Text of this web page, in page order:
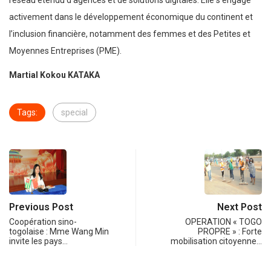
activement dans le développement économique du continent et
l’inclusion financière, notamment des femmes et des Petites et
Moyennes Entreprises (PME).
Martial Kokou KATAKA
Tags: special
Previous Post
Coopération sino-
togolaise : Mme Wang Min
invite les pays…
Next Post
OPERATION « TOGO
PROPRE » : Forte
mobilisation citoyenne…